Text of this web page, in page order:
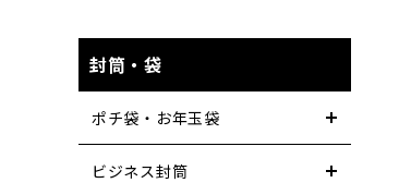
封筒・袋
ポチ袋・お年玉袋
ビジネス封筒